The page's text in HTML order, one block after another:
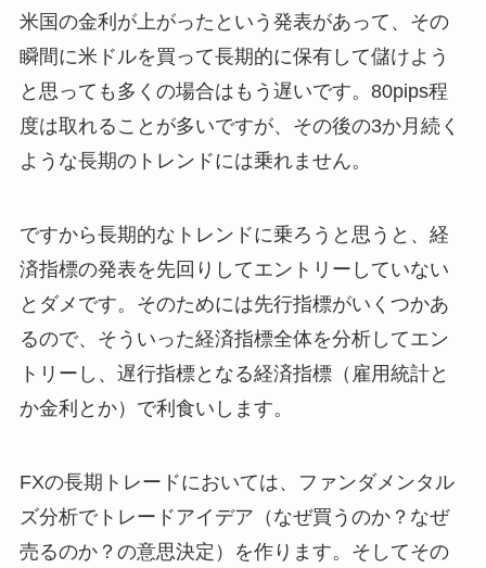
米国の金利が上がったという発表があって、その
瞬間に米ドルを買って長期的に保有して儲けよう
と思っても多くの場合はもう遅いです。80pips程
度は取れることが多いですが、その後の3か月続く
ような長期のトレンドには乗れません。
ですから長期的なトレンドに乗ろうと思うと、経
済指標の発表を先回りしてエントリーしていない
とダメです。そのためには先行指標がいくつかあ
るので、そういった経済指標全体を分析してエン
トリーし、遅行指標となる経済指標（雇用統計と
か金利とか）で利食いします。
FXの長期トレードにおいては、ファンダメンタル
ズ分析でトレードアイデア（なぜ買うのか？なぜ
売るのか？の意思決定）を作ります。そしてその